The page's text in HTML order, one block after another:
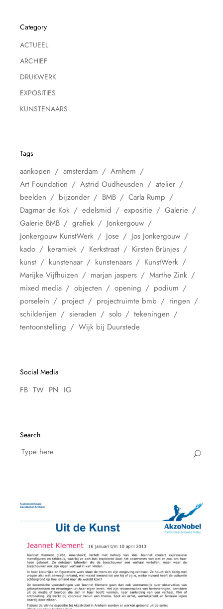
Category
ACTUEEL
ARCHIEF
DRUKWERK
EXPOSITIES
KUNSTENAARS
Tags
aankopen amsterdam
Arnhem
Art Foundation
Astrid Oudheusden
atelier
beelden
bijzonder BMB
Carla Rump
Dagmar de Kok
edelsmid expositie
Galerie
Galerie BMB
grafiek
Jonkergouw
Jonkergouw KunstWerk
Jose
Jos Jonkergouw
kado
keramiek Kerkstraat
Kirsten Brünjes
kunst
kunstenaar kunstenaars
KunstWerk
Marijke Vijfhuizen
marjan jaspers
Marthe Zink
mixed media
objecten opening
podium
porselein
project projectruimte bmb
ringen
schilderijen
sieraden solo
tekeningen
tentoonstelling
Wijk bij Duurstede
Social Media
FB TW PN IG
Search
Search
for: